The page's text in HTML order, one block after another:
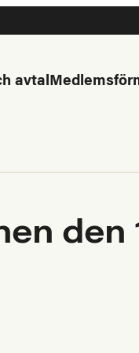
avtal
den